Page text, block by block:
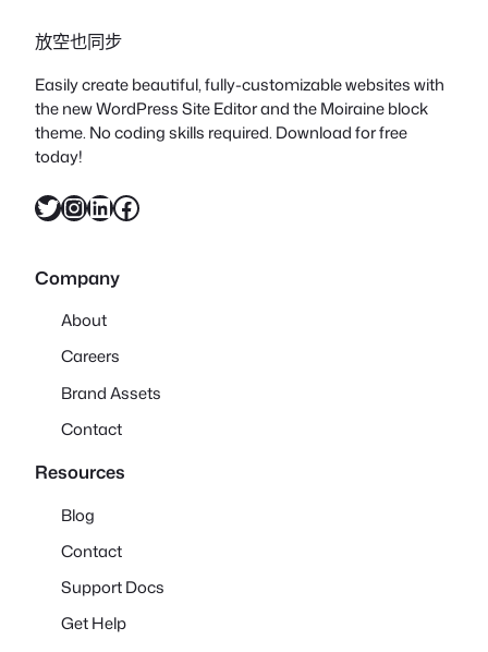
放空也同步
Easily create beautiful, fully-customizable websites with
the new WordPress Site Editor and the Moiraine block
theme. No coding skills required. Download for free
today!
X InstagramLinkedIn Facebook
Company
About
Careers
Brand Assets
Contact
Resources
Blog
Contact
Support Docs
Get Help